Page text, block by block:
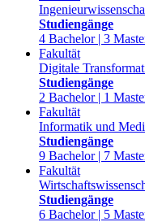
Studiengänge
4 Bachelor | 3
Fakultät
Digitale
Studiengänge
2 Bachelor | 1
Fakultät
Informatik und
Studiengänge
9 Bachelor | 7
Fakultät
Studiengänge
6 Bachelor | 5